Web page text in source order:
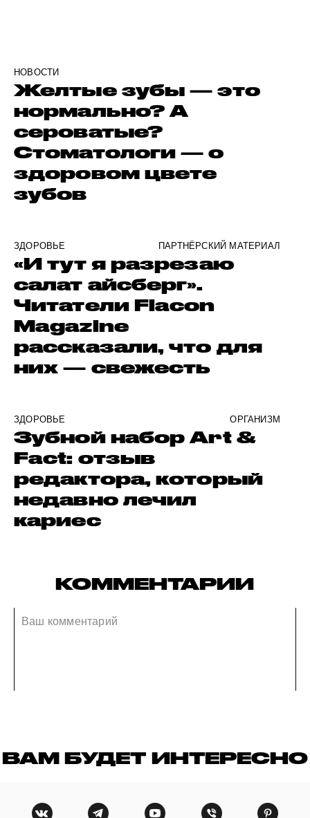
НОВОСТИ
Желтые зубы — это
нормально? А
сероватые?
Стоматологи — о
здоровом цвете
зубов
ЗДОРОВЬЕ ПАРТНЁРСКИЙ МАТЕРИАЛ
«И тут я разрезаю
салат айсберг».
Читатели Flacon
Magazine
рассказали, что для
них — свежесть
ЗДОРОВЬЕ ОРГАНИЗМ
Зубной набор Art &
Fact: отзыв
редактора, который
недавно лечил
кариес
КОММЕНТАРИИ
ВАМ БУДЕТ ИНТЕРЕСНО